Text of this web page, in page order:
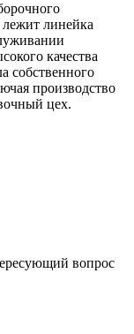
линейка
качества
собственного
производство
цех.
вопрос